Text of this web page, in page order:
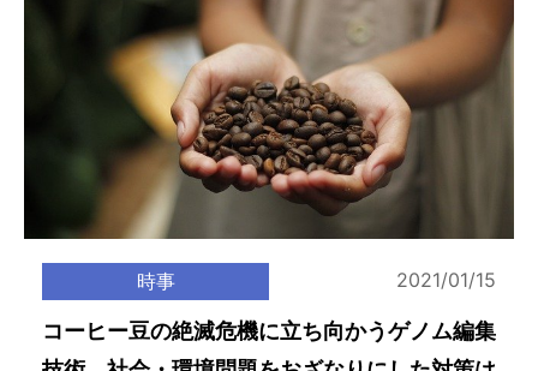
時事 2021/01/15
コーヒー豆の絶滅危機に立ち向かうゲノム編集